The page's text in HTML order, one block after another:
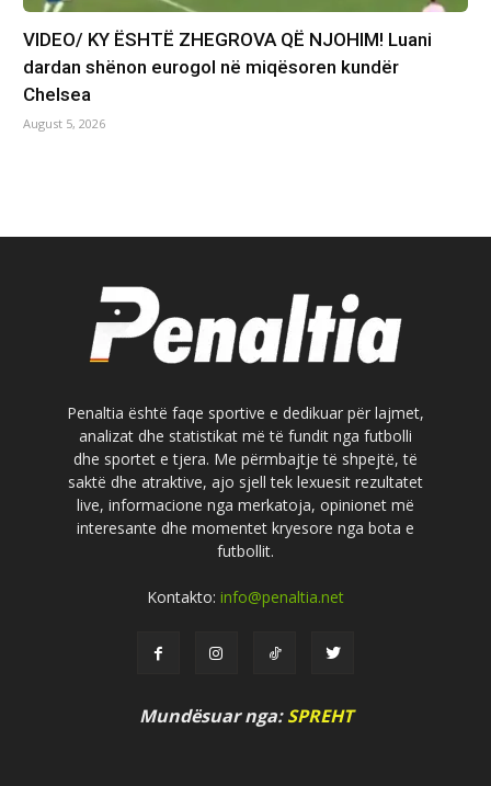
VIDEO/ KY ËSHTË ZHEGROVA QË NJOHIM! Luani
dardan shënon eurogol në miqësoren kundër
Chelsea
August 5, 2026
Penaltia është faqe sportive e dedikuar për lajmet,
analizat dhe statistikat më të fundit nga futbolli
dhe sportet e tjera. Me përmbajtje të shpejtë, të
saktë dhe atraktive, ajo sjell tek lexuesit rezultatet
live, informacione nga merkatoja, opinionet më
interesante dhe momentet kryesore nga bota e
futbollit.
Kontakto: info@penaltia.net
Mundësuar nga:SPREHT